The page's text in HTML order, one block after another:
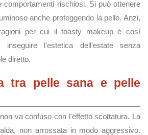
comportamenti rischiosi. Si può ottenere
anche proteggendo la pelle. Anzi,
per cui il toasty makeup è così
inseguire l'estetica dell'estate senza
diretto.
tra pelle sana e pelle
non va confuso con l'effetto scottatura. La
non arrossata in modo aggressivo.